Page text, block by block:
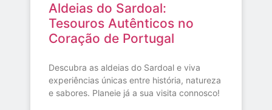
Aldeias do Sardoal:
Tesouros Autênticos no
Coração de Portugal
Descubra as aldeias do Sardoal e viva
experiências únicas entre história, natureza
e sabores. Planeie já a sua visita connosco!